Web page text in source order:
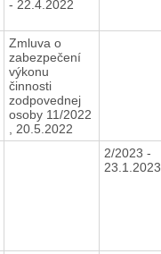
- 22.4.2022
Zmluva o
zabezpečení
výkonu
činnosti
zodpovednej
osoby 11/2022
, 20.5.2022
2/2023 -
23.1.2023